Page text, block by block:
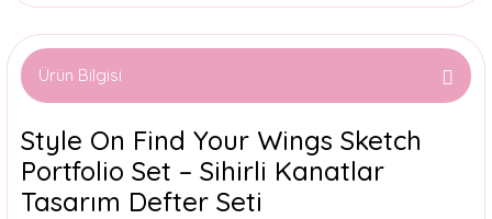
Ürün Bilgisi
Style On Find Your Wings Sketch
Portfolio Set – Sihirli Kanatlar
Tasarım Defter Seti